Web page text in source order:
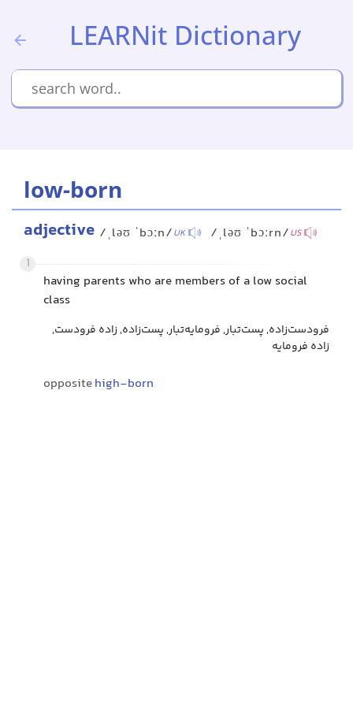
LEARNit Dictionary
low-born
adjective /ˌləʊ ˈbɔːn/UK /ˌləʊ ˈbɔːrn/US
1
having parents who are members of a low social
class
فرودست‌زاده, پست‌تبار, فرومایه‌تبار, پست‌زاده, زاده فرودست,
زاده فرومایه
oppositehigh-born